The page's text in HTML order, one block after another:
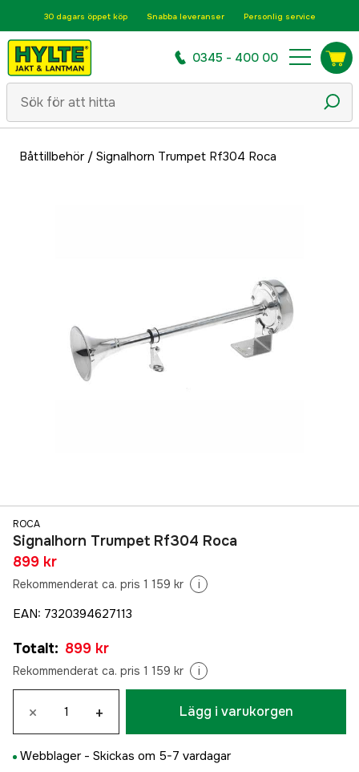
30 dagars öppet köp Snabba leveranser Personlig service
0345 - 400 00
Båttillbehör/ Signalhorn Trumpet Rf304 Roca
ROCA
Signalhorn Trumpet Rf304 Roca
899 kr
Rekommenderat ca. pris 1 159 kr i
EAN: 7320394627113
Totalt: 899 kr
Rekommenderat ca. pris 1 159 kr i
× + Lägg i varukorgen
Webblager - Skickas om 5-7 vardagar